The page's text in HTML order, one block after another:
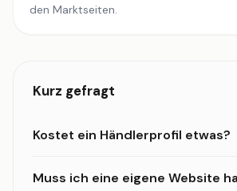
den Marktseiten.
Kurz gefragt
Kostet ein Händlerprofil etwas?
Muss ich eine eigene Website